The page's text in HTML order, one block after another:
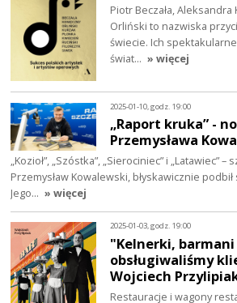
Piotr Beczała, Aleksandra
Orliński to nazwiska
świecie. Ich
świat… » więcej
2025-01-10, godz. 19:00
„Raport kruka” -
Przemysława
„Kozioł”, „Szóstka”, „Sierociniec” i „Latawiec”
Przemysław Kowalewski, błyskawicznie
Jego… » więcej
2025-01-03, godz. 19:00
"Kelnerki,
obsługiwaliśmy
Wojciech
Restauracje i wagony